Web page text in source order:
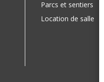
Parcs et sentiers
Location de salle